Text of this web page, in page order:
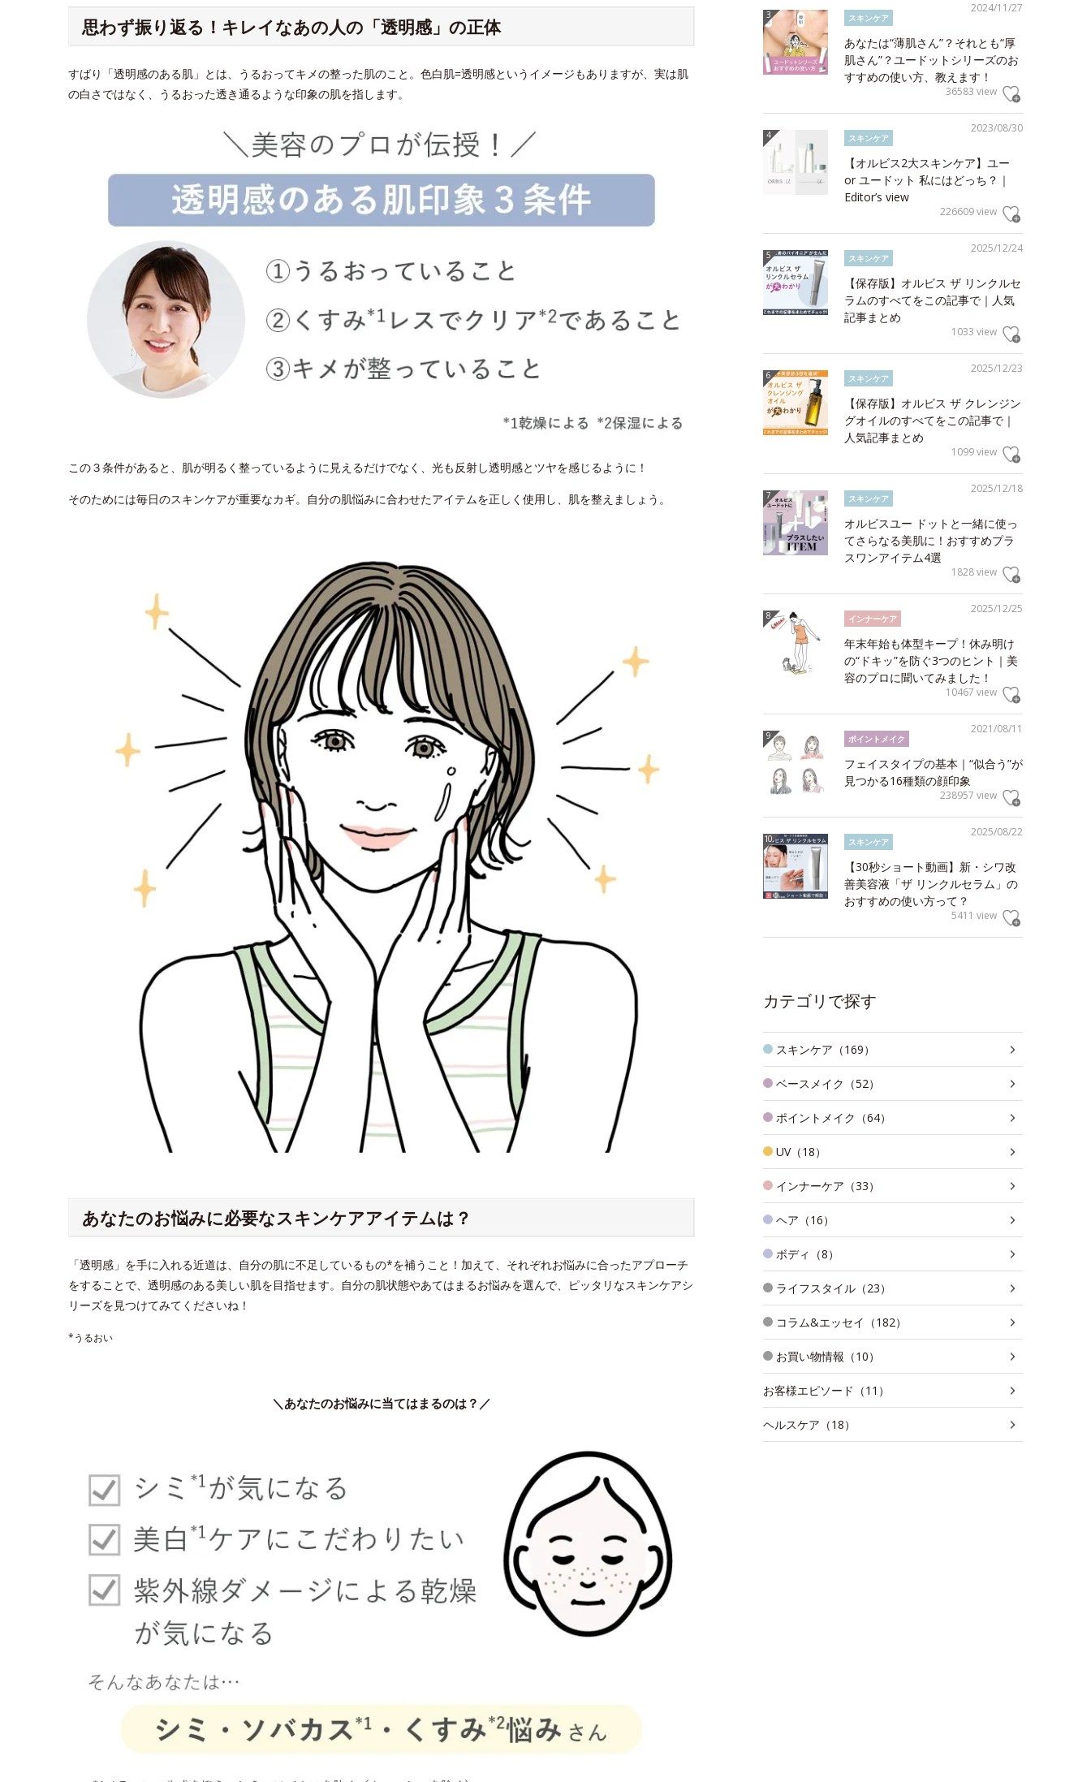
思わず振り返る！キレイなあの人の「透明感」の正体
すばり「透明感のある肌」とは、うるおってキメの整った肌のこと。色白肌=透明感というイメージもありますが、実は肌
の白さではなく、うるおった透き通るような印象の肌を指します。
この３条件があると、肌が明るく整っているように見えるだけでなく、光も反射し透明感とツヤを感じるように！
そのためには毎日のスキンケアが重要なカギ。自分の肌悩みに合わせたアイテムを正しく使用し、肌を整えましょう。
あなたのお悩みに必要なスキンケアアイテムは？
「透明感」を手に入れる近道は、自分の肌に不足しているもの*を補うこと！加えて、それぞれお悩みに合ったアプローチ
をすることで、透明感のある美しい肌を目指せます。自分の肌状態やあてはまるお悩みを選んで、ピッタリなスキンケアシ
リーズを見つけてみてくださいね！
*うるおい
＼あなたのお悩みに当てはまるのは？／
2024/11/27
スキンケア
あなたは“薄肌さん”？それとも“厚
肌さん”？ユードットシリーズのお
すすめの使い方、教えます！
36583 view
2023/08/30
スキンケア
【オルビス2大スキンケア】ユー
or ユードット 私にはどっち？｜
Editor’s view
226609 view
2025/12/24
スキンケア
【保存版】オルビス ザ リンクルセ
ラムのすべてをこの記事で｜人気
記事まとめ
1033 view
2025/12/23
スキンケア
【保存版】オルビス ザ クレンジン
グオイルのすべてをこの記事で｜
人気記事まとめ
1099 view
2025/12/18
スキンケア
オルビスユー ドットと一緒に使っ
てさらなる美肌に！おすすめプラ
スワンアイテム4選
1828 view
2025/12/25
インナーケア
年末年始も体型キープ！休み明け
の“ドキッ”を防ぐ3つのヒント｜美
容のプロに聞いてみました！
10467 view
2021/08/11
ポイントメイク
フェイスタイプの基本｜“似合う”が
見つかる16種類の顔印象
238957 view
2025/08/22
スキンケア
【30秒ショート動画】新・シワ改
善美容液「ザ リンクルセラム」の
おすすめの使い方って？
5411 view
カテゴリで探す
スキンケア（169）
ベースメイク（52）
ポイントメイク（64）
UV（18）
インナーケア（33）
ヘア（16）
ボディ（8）
ライフスタイル（23）
コラム&エッセイ（182）
お買い物情報（10）
お客様エピソード（11）
ヘルスケア（18）